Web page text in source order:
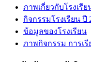
ภาพเกี่ยวกับโรงเรีย
กิจกรรมโรงเรียน ปี
ข้อมูลของโรงเรียน
ภาพกิจกรรม การเ